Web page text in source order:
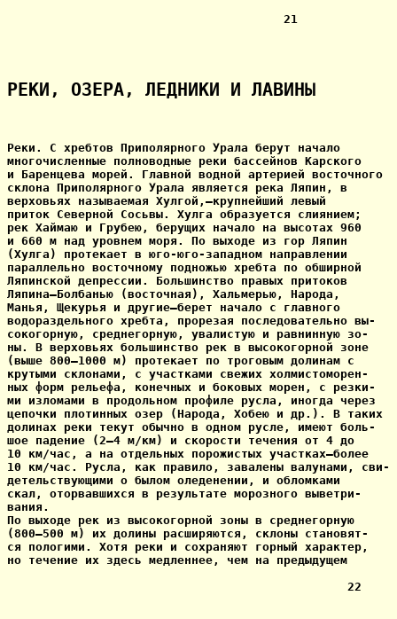
                                       21
РЕКИ, ОЗЕРА, ЛЕДНИКИ И ЛАВИНЫ
Реки. С хребтов Приполярного Урала берут начало
многочисленные полноводные реки бассейнов Карского
и Баренцева морей. Главной водной артерией восточного
склона Приполярного Урала является река Ляпин, в
верховьях называемая Хулгой,—крупнейший левый
приток Северной Сосьвы. Хулга образуется слиянием;
рек Хаймаю и Грубею, берущих начало на высотах 960
и 660 м над уровнем моря. По выходе из гор Ляпин
(Хулга) протекает в юго-юго-западном направлении
параллельно восточному подножью хребта по обширной
Ляпинской депрессии. Большинство правых притоков
Ляпина—Болбанью (восточная), Хальмерью, Народа,
Манья, Щекурья и другие—берет начало с главного
водораздельного хребта, прорезая последовательно вы-
сокогорную, среднегорную, увалистую и равнинную зо-
ны. В верховьях большинство рек в высокогорной зоне
(выше 800—1000 м) протекает по троговым долинам с
крутыми склонами, с участками свежих холмистоморен-
ных форм рельефа, конечных и боковых морен, с резки-
ми изломами в продольном профиле русла, иногда через
цепочки плотинных озер (Народа, Хобею и др.). В таких
долинах реки текут обычно в одном русле, имеют боль-
шое падение (2—4 м/км) и скорости течения от 4 до
10 км/час, а на отдельных порожистых участках—более
10 км/час. Русла, как правило, завалены валунами, сви-
детельствующими о былом оледенении, и обломками
скал, оторвавшихся в результате морозного выветри-
вания.
По выходе рек из высокогорной зоны в среднегорную
(800—500 м) их долины расширяются, склоны становят-
ся пологими. Хотя реки и сохраняют горный характер,
но течение их здесь медленнее, чем на предыдущем
                                                22